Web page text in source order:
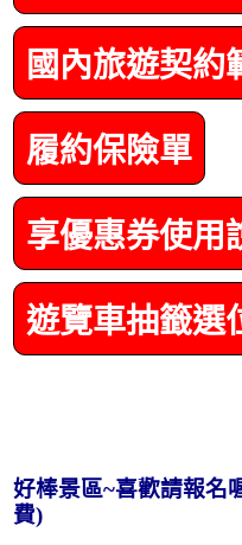
國內旅遊契約
履約保險單
享優惠券使用
遊覽車抽籤選
好棒景區~喜歡請報名
費)